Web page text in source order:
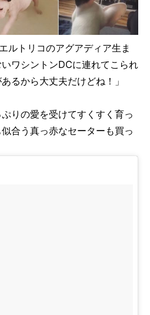
ルトリコのアグアディア生ま
ワシントンDCに連れてこられ
るから大丈夫だけどね！」
りの愛を受けてすくすく育っ
合う真っ赤なセーターも買っ